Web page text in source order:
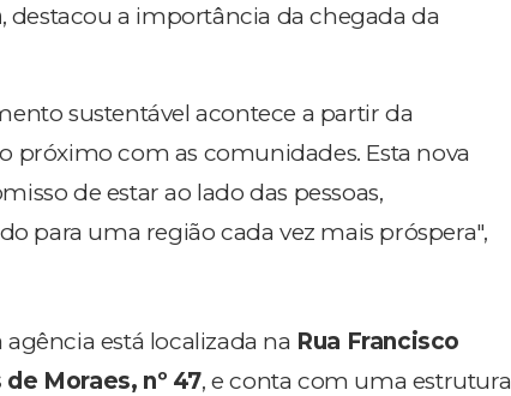
, destacou a importância da chegada da
sustentável acontece a partir da
próximo com as comunidades. Esta nova
de estar ao lado das pessoas,
para uma região cada vez mais próspera",
agência está localizada na Rua Francisco
de Moraes, nº 47, e conta com uma estrutura